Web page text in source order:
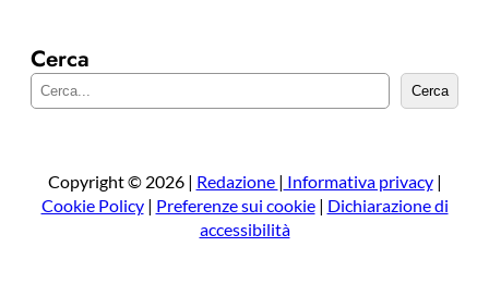
Cerca
e
a
Cerca
Copyright © 2026 | Redazione | Informativa privacy|
Cookie Policy| Preferenze sui cookie| Dichiarazione di
accessibilità